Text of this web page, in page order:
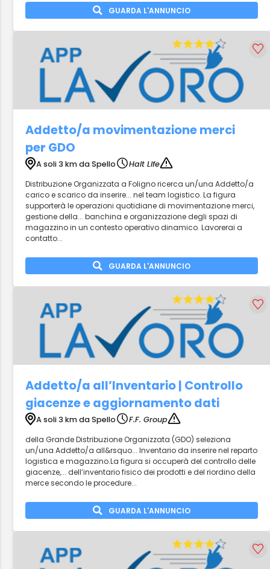
GUARDA L'ANNUNCIO
Addetto/a movimentazione merci
per GDO
A soli 3 km da Spello
Halt Life
Distribuzione Organizzata a Foligno ricerca un/una Addetto/a
carico e scarico da inserire... nel team logistico. La figura
supporterà le operazioni quotidiane di movimentazione merci,
gestione della... banchina e organizzazione degli spazi di
magazzino in un contesto operativo dinamico. Lavorerai a
contatto...
GUARDA L'ANNUNCIO
Addetto/a all’Inventario | Controllo
giacenze e aggiornamento dati
A soli 3 km da Spello
F.F. Group
della Grande Distribuzione Organizzata (GDO) seleziona
un/una Addetto/a all&rsquo... Inventario da inserire nel reparto
logistica e magazzino.La figura si occuperà del controllo delle
giacenze,... dell’inventario fisico dei prodotti e del riordino della
merce secondo le procedure...
GUARDA L'ANNUNCIO